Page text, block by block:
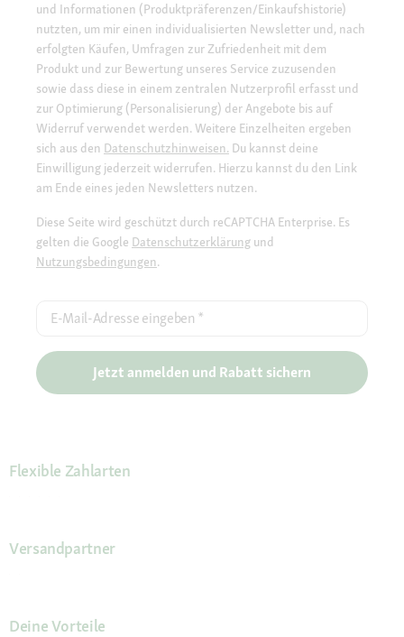
und Informationen (Produktpräferenzen/Einkaufshistorie)
nutzten, um mir einen individualisierten Newsletter und, nach
erfolgten Käufen, Umfragen zur Zufriedenheit mit dem
Produkt und zur Bewertung unseres Service zuzusenden
sowie dass diese in einem zentralen Nutzerprofil erfasst und
zur Optimierung (Personalisierung) der Angebote bis auf
Widerruf verwendet werden. Weitere Einzelheiten ergeben
sich aus den Datenschutzhinweisen. Du kannst deine
Einwilligung jederzeit widerrufen. Hierzu kannst du den Link
am Ende eines jeden Newsletters nutzen.
Diese Seite wird geschützt durch reCAPTCHA Enterprise. Es
gelten die Google Datenschutzerklärung und
Nutzungsbedingungen.
E-Mail-Adresse eingeben *
Jetzt anmelden und Rabatt sichern
Flexible Zahlarten
Versandpartner
Deine Vorteile